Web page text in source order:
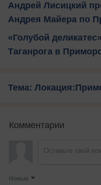
Андрей Лисицкий
Андрея Майера по
«Голубой
Таганрога в
Тема:
Комментарии
Новые